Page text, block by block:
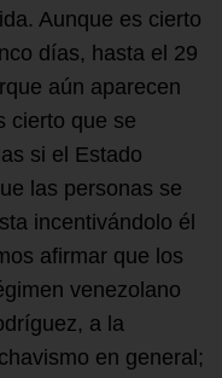
Aunque es cierto
días, hasta el 29
aún aparecen
cierto que se
si el Estado
las personas se
incentivándolo él
afirmar que los
venezolano
a la
en general;